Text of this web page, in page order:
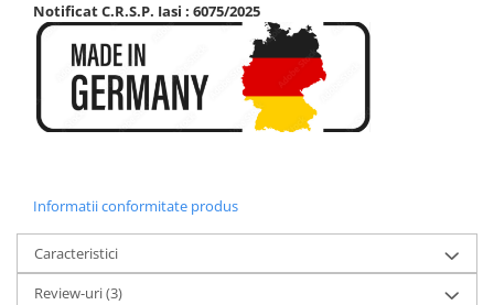
Notificat C.R.S.P. Iasi : 6075/2025
Informatii conformitate produs
Caracteristici
Review-uri(3)